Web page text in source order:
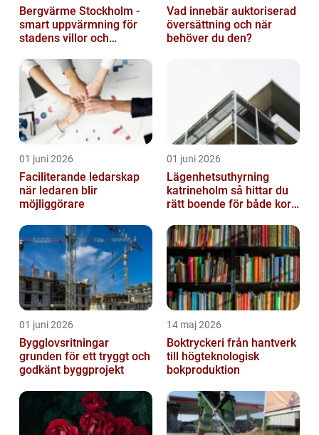
Bergvärme Stockholm -
smart uppvärmning för
stadens villor och
Vad innebär auktoriserad
översättning och när
behöver du den?
01 juni 2026
Faciliterande ledarskap
när ledaren blir
möjliggörare
01 juni 2026
Lägenhetsuthyrning
katrineholm så hittar du
rätt boende för både kort
01 juni 2026
Bygglovsritningar
grunden för ett tryggt och
godkänt byggprojekt
14 maj 2026
Boktryckeri från hantverk
till högteknologisk
bokproduktion